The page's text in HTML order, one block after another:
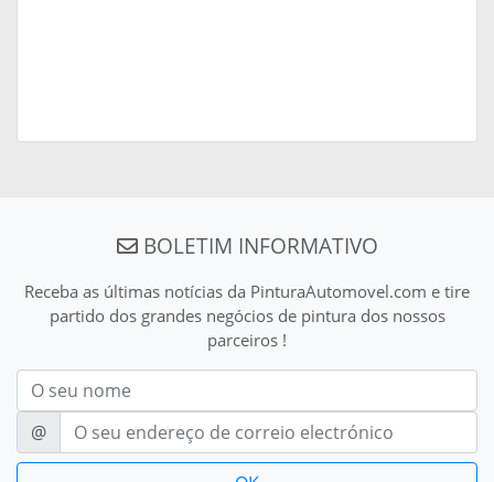
BOLETIM INFORMATIVO
Receba as últimas notícias da PinturaAutomovel.com e tire
partido dos grandes negócios de pintura dos nossos
parceiros !
Nom
E-mail
@